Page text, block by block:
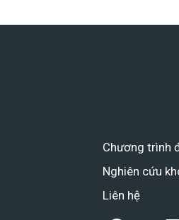
Chương trình
Nghiên cứu
Liên hệ